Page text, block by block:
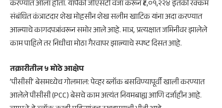
करण्यात आला होता. यापैकी जीएसटी वजा करून ₹८,०१,२२४ इतकी रक्कम
संबंधित कंत्राटदार शेख मोहसीन शेख सलीम खाटिक यांना अदा करण्यात
आल्याचे कागदपत्रांवरून समोर आले आहे. मात्र, प्रत्यक्षात जमिनीवर झालेले
काम पाहिले तर निधीचा मोठा गैरवापर झाल्याचे स्पष्ट दिसत आहे.
​तक्रारीतील ५ मोठे आक्षेप
​’पीसीसी’ बेसमध्येच गोलमाल: पेव्हर ब्लॉक बसविण्यापूर्वी खाली करण्यात
आलेले पीसीसी (PCC) बेसचे काम अत्यंत नियमबाह्य आणि दर्जाहीन आहे.